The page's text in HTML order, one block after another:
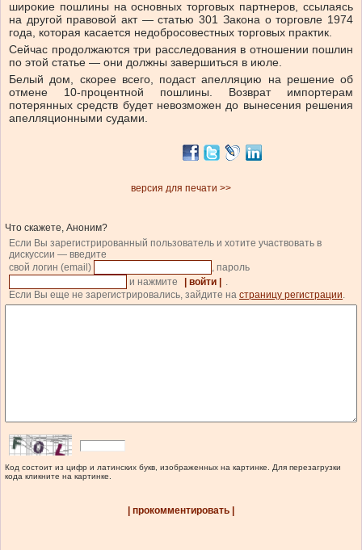
широкие пошлины на основных торговых партнеров, ссылаясь
на другой правовой акт — статью 301 Закона о торговле 1974
года, которая касается недобросовестных торговых практик.
Сейчас продолжаются три расследования в отношении пошлин
по этой статье — они должны завершиться в июле.
Белый дом, скорее всего, подаст апелляцию на решение об
отмене 10-процентной пошлины. Возврат импортерам
потерянных средств будет невозможен до вынесения решения
апелляционными судами.
версия для печати >>
Что скажете, Аноним?
Если Вы зарегистрированный пользователь и хотите участвовать в
дискуссии — введите
свой логин (email)
, пароль
и нажмите
| войти |
.
Если Вы еще не зарегистрировались, зайдите на страницу регистрации.
Код состоит из цифр и латинских букв, изображенных на картинке. Для перезагрузки
кода кликните на картинке.
| прокомментировать |